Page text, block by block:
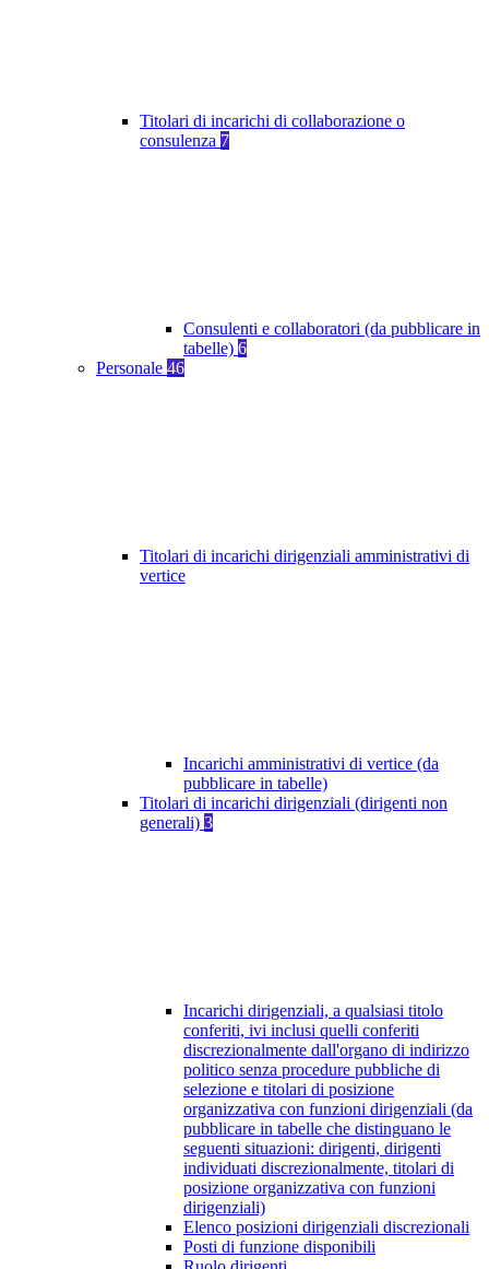
Titolari di incarichi di collaborazione o
consulenza 7
Consulenti e collaboratori (da pubblicare in
tabelle) 6
Personale 46
Titolari di incarichi dirigenziali amministrativi di
vertice
Incarichi amministrativi di vertice (da
pubblicare in tabelle)
Titolari di incarichi dirigenziali (dirigenti non
generali) 3
Incarichi dirigenziali, a qualsiasi titolo
conferiti, ivi inclusi quelli conferiti
discrezionalmente dall'organo di indirizzo
politico senza procedure pubbliche di
selezione e titolari di posizione
organizzativa con funzioni dirigenziali (da
pubblicare in tabelle che distinguano le
seguenti situazioni: dirigenti, dirigenti
individuati discrezionalmente, titolari di
posizione organizzativa con funzioni
dirigenziali)
Elenco posizioni dirigenziali discrezionali
Posti di funzione disponibili